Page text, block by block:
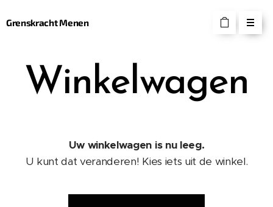
Grenskracht Menen
Winkelwagen
Uw winkelwagen is nu leeg.
U kunt dat veranderen! Kies iets uit de winkel.